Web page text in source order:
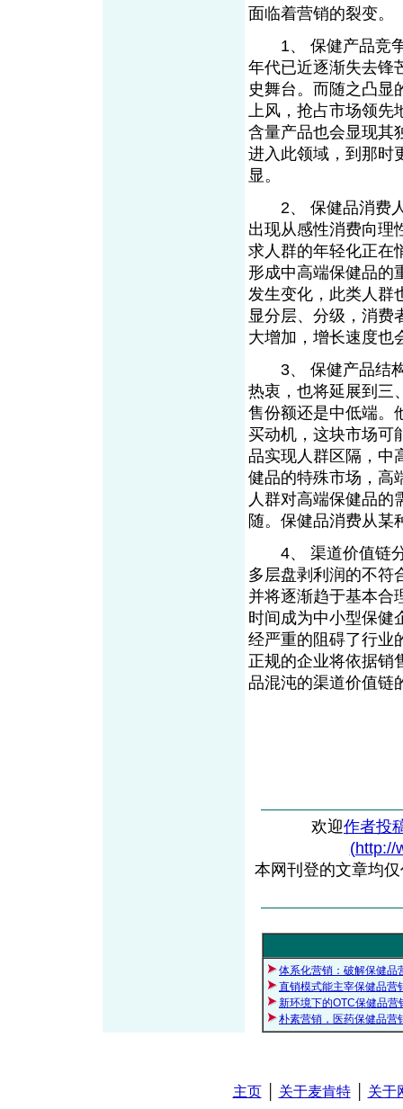
面临着营销的裂
1、 保健产品竞争
年代已近逐渐失去锋
史舞台。而随之凸显
上风，抢占市场领先
含量产品也会显现其
进入此领域，到那时
显。
2、 保健品消费人
出现从感性消费向理
求人群的年轻化正在
形成中高端保健品的
发生变化，此类人群
显分层、分级，消费
大增加，增长速
3、 保健产品结构
热衷，也将延展到三
售份额还是中低端。
买动机，这块市场可
品实现人群区隔，中
健品的特殊市场，高
人群对高端保健品的
随。保健品消费从
4、 渠道价值链分
多层盘剥利润的不符
并将逐渐趋于基本合
时间成为中小型保健
经严重的阻碍了行业
正规的企业将依据销
品混沌的渠道价值
欢迎作者投
(http://
本网刊登的文章均
体系化营销：破解保健品
直销模式能主宰保健品营
新环境下的OTC保健品营
朴素营销，医药保健品营
主页│ 关于麦肯特│ 关于